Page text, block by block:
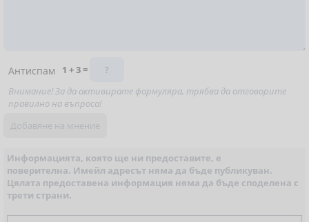
Антиспам
1 + 3 =
Внимание! За да активирате формуляра, трябва да отговорите
правилно на въпроса!
Информацията, която ще ни предоставите, е
поверителна. Имейл адресът няма да бъде публикуван.
Цялата предоставена информация няма да бъде споделена с
трети страни.